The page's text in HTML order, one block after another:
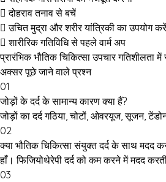
दोहराव तनाव से बचें
उचित मुद्रा और शरीर यांत्रिकी का उपयोग करें
शारीरिक गतिविधि से पहले वार्म अप
प्रारंभिक भौतिक चिकित्सा उपचार
अक्सर पूछे जाने वाले प्रश्न
01
जोड़ों के दर्द के सामान्य कारण क्या हैं?
जोड़ों का दर्द गठिया, चोटों, ओवरयूज, सूजन,
02
क्या भौतिक चिकित्सा संयुक्त दर्द के साथ मदद
हाँ। फिजियोथेरेपी दर्द को कम करने में मदद
03